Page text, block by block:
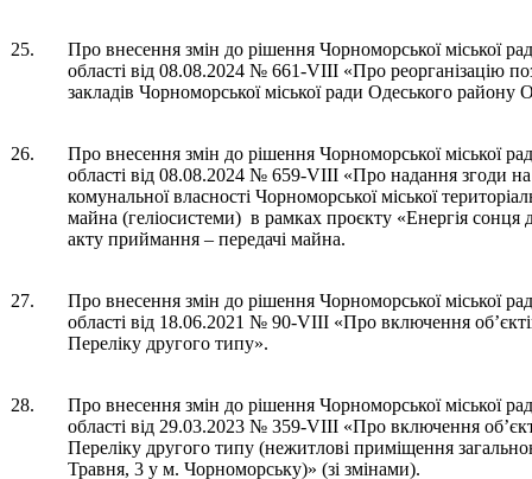
25.
Про внесення змін до рішення Чорноморської міської
області від 08.08.2024 № 661-VIII «Про реорганізацію
закладів Чорноморської міської ради Одеського району
26.
Про внесення змін до рішення Чорноморської міської
області від 08.08.2024 № 659-VIII «Про надання згоди
комунальної власності Чорноморської міської
майна (геліосистеми) в рамках проєкту «Енергія сонця
акту приймання – передачі майна.
27.
Про внесення змін до рішення Чорноморської міської
області від 18.06.2021 № 90-VIII «Про включення
Переліку другого типу».
28.
Про внесення змін до рішення Чорноморської міської
області від 29.03.2023 № 359-VIII «Про включення
Переліку другого типу (нежитлові приміщення
Травня, 3 у м. Чорноморську)» (зі змінами).